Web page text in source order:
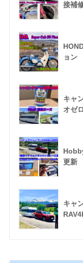
接補
ョン
キャ
オゼロ
更新
キャ